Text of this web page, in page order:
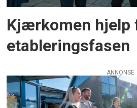
Kjærkomen hjelp
etableringsfasen
ANNONSE